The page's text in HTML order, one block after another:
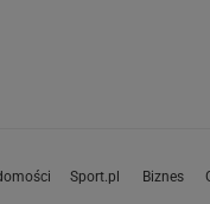
Sport.pl Biznes